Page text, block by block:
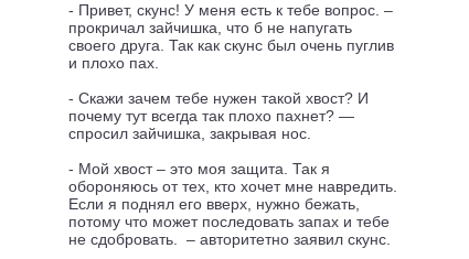
- Привет, скунс! У меня есть к тебе вопрос. –
прокричал зайчишка, что б не напугать
своего друга. Так как скунс был очень пуглив
и плохо пах.
- Скажи зачем тебе нужен такой хвост? И
почему тут всегда так плохо пахнет? —
спросил зайчишка, закрывая нос.
- Мой хвост – это моя защита. Так я
обороняюсь от тех, кто хочет мне навредить.
Если я поднял его вверх, нужно бежать,
потому что может последовать запах и тебе
не сдобровать. – авторитетно заявил скунс.